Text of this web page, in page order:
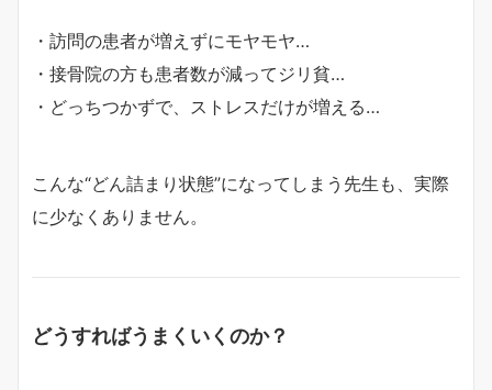
・訪問の患者が増えずにモヤモヤ…
・接骨院の方も患者数が減ってジリ貧…
・どっちつかずで、ストレスだけが増える…
こんな“どん詰まり状態”になってしまう先生も、実際
に少なくありません。
どうすればうまくいくのか？